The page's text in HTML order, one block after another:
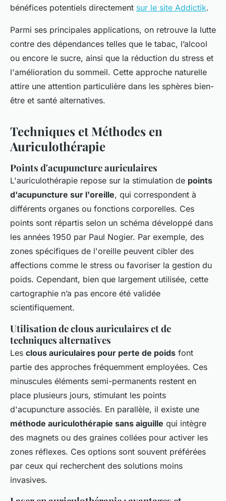
bénéfices potentiels directement sur le site Addictik.
Parmi ses principales applications, on retrouve la lutte
contre des dépendances telles que le tabac, l’alcool
ou encore le sucre, ainsi que la réduction du stress et
l'amélioration du sommeil. Cette approche naturelle
attire une attention particulière dans les sphères bien-
être et santé alternatives.
Techniques et Méthodes en
Auriculothérapie
Points d'acupuncture auriculaires
L'auriculothérapie repose sur la stimulation de points
d'acupuncture sur l'oreille, qui correspondent à
différents organes ou fonctions corporelles. Ces
points sont répartis selon un schéma développé dans
les années 1950 par Paul Nogier. Par exemple, des
zones spécifiques de l'oreille peuvent cibler des
affections comme le stress ou favoriser la gestion du
poids. Cependant, bien que largement utilisée, cette
cartographie n’a pas encore été validée
scientifiquement.
Utilisation de clous auriculaires et de
techniques alternatives
Les clous auriculaires pour perte de poids font
partie des approches fréquemment employées. Ces
minuscules éléments semi-permanents restent en
place plusieurs jours, stimulant les points
d'acupuncture associés. En parallèle, il existe une
méthode auriculothérapie sans aiguille qui intègre
des magnets ou des graines collées pour activer les
zones réflexes. Ces options sont souvent préférées
par ceux qui recherchent des solutions moins
invasives.